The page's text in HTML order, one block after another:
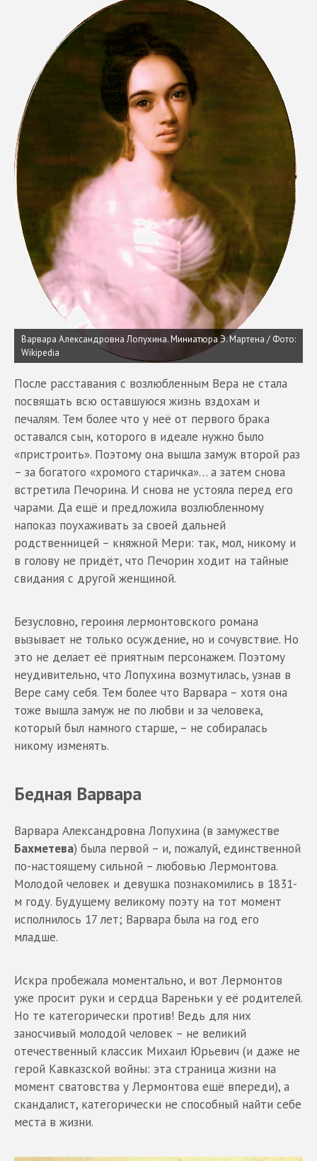
Варвара Александровна Лопухина. Миниатюра Э. Мартена / Фото:
Wikipedia
После расставания с возлюбленным Вера не стала
посвящать всю оставшуюся жизнь вздохам и
печалям. Тем более что у неё от первого брака
оставался сын, которого в идеале нужно было
«пристроить». Поэтому она вышла замуж второй раз
– за богатого «хромого старичка»… а затем снова
встретила Печорина. И снова не устояла перед его
чарами. Да ещё и предложила возлюбленному
напоказ поухаживать за своей дальней
родственницей – княжной Мери: так, мол, никому и
в голову не придёт, что Печорин ходит на тайные
свидания с другой женщиной.
Безусловно, героиня лермонтовского романа
вызывает не только осуждение, но и сочувствие. Но
это не делает её приятным персонажем. Поэтому
неудивительно, что Лопухина возмутилась, узнав в
Вере саму себя. Тем более что Варвара – хотя она
тоже вышла замуж не по любви и за человека,
который был намного старше, – не собиралась
никому изменять.
Бедная Варвара
Варвара Александровна Лопухина (в замужестве
Бахметева) была первой – и, пожалуй, единственной
по-настоящему сильной – любовью Лермонтова.
Молодой человек и девушка познакомились в 1831-
м году. Будущему великому поэту на тот момент
исполнилось 17 лет; Варвара была на год его
младше.
Искра пробежала моментально, и вот Лермонтов
уже просит руки и сердца Вареньки у её родителей.
Но те категорически против! Ведь для них
заносчивый молодой человек – не великий
отечественный классик Михаил Юрьевич (и даже не
герой Кавказской войны: эта страница жизни на
момент сватовства у Лермонтова ещё впереди), а
скандалист, категорически не способный найти себе
места в жизни.